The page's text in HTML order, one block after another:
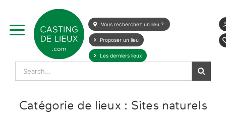
content
Vous recherchez un lieu ?
Proposer un lieu
Les derniers lieux
Search
for:
Catégorie de lieux : Sites naturels